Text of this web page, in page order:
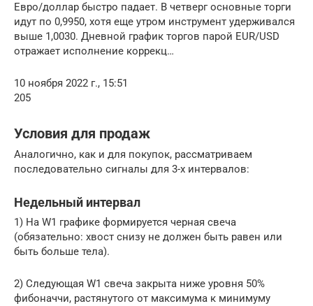
Евро/доллар быстро падает. В четверг основные торги
идут по 0,9950, хотя еще утром инструмент удерживался
выше 1,0030. Дневной график торгов парой EUR/USD
отражает исполнение коррекц…
10 ноября 2022 г., 15:51
205
Условия для продаж
Аналогично, как и для покупок, рассматриваем
последовательно сигналы для 3-х интервалов:
Недельный интервал
1) На W1 графике формируется черная свеча
(обязательно: хвост снизу не должен быть равен или
быть больше тела).
2) Следующая W1 свеча закрыта ниже уровня 50%
фибоначчи, растянутого от максимума к минимуму